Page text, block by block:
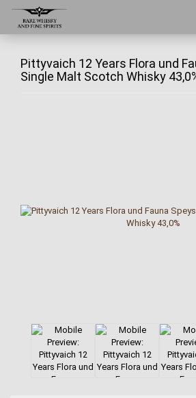
Pittyvaich 12 Years Flora und
Single Malt Scotch Whisky